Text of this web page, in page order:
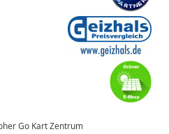
Go Kart Zentrum